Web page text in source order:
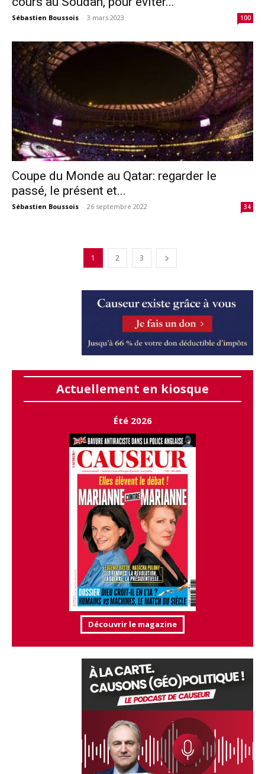
Sébastien Boussois - 3 mars 2023 100
Coupe du Monde au Qatar: regarder le
passé, le présent et...
Sébastien Boussois - 26 septembre 2022 34
1 2 3
Actuellement en kiosque
Été 2026
Découvrir le magazine